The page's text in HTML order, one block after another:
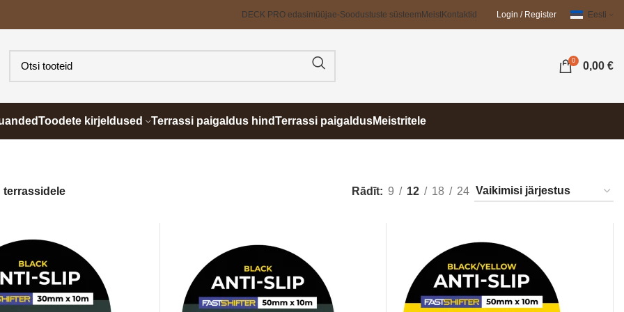
DECK PRO edasimüüjae-Soodustuste süsteem MeistKontaktid Login / Register Eesti
0 0,00 €
Toodete kirjeldused Terrassi paigaldus hindTerrassi paigaldusMeistritele
terrassidele Rādīt 9 12 18 24